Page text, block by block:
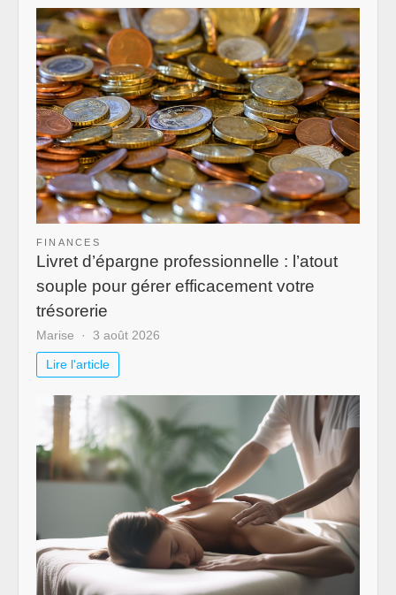
FINANCES
Livret d’épargne professionnelle : l’atout
souple pour gérer efficacement votre
trésorerie
Marise 3 août 2026
Lire l'article